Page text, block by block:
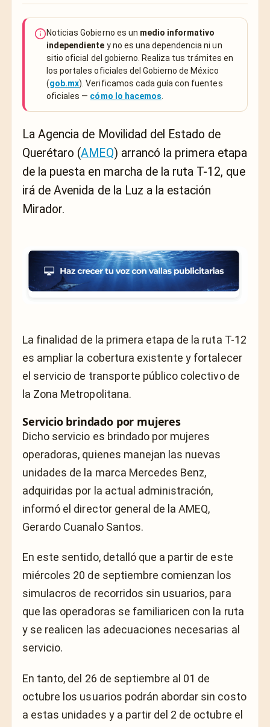
Noticias Gobierno es un medio informativo
independiente y no es una dependencia ni un
sitio oficial del gobierno. Realiza tus trámites en
los portales oficiales del Gobierno de México
(gob.mx). Verificamos cada guía con fuentes
oficiales — cómo lo hacemos
La Agencia de Movilidad del Estado de
Querétaro (AMEQ) arrancó la primera etapa
de la puesta en marcha de la ruta T-12, que
irá de Avenida de la Luz a la estación
Mirador.
La finalidad de la primera etapa de la ruta T-12
es ampliar la cobertura existente y fortalecer
el servicio de transporte público colectivo de
la Zona Metropolitana.
Servicio brindado por mujeres
Dicho servicio es brindado por mujeres
operadoras, quienes manejan las nuevas
unidades de la marca Mercedes Benz,
adquiridas por la actual administración,
informó el director general de la AMEQ,
Gerardo Cuanalo Santos.
En este sentido, detalló que a partir de este
miércoles 20 de septiembre comienzan los
simulacros de recorridos sin usuarios, para
que las operadoras se familiaricen con la ruta
y se realicen las adecuaciones necesarias al
servicio.
En tanto, del 26 de septiembre al 01 de
octubre los usuarios podrán abordar sin costo
a estas unidades y a partir del 2 de octubre el